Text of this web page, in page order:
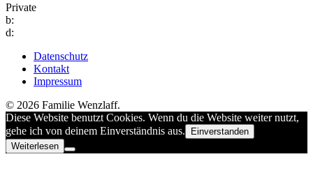
Private
b:
d:
Datenschutz
Kontakt
Impressum
© 2026 Familie Wenzlaff.
Diese Website benutzt Cookies. Wenn du die Website weiter nutzt,
gehe ich von deinem Einverständnis aus.
Einverstanden
Weiterlesen